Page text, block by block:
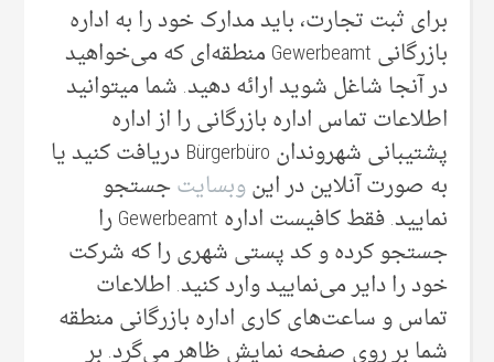
برای ثبت تجارت، باید مدارک خود را به اداره
بازرگانی Gewerbeamt منطقه‌ای که می‌خواهید
در آنجا شاغل شوید ارائه دهید. شما میتوانید
اطلاعات تماس اداره بازرگانی را از اداره
پشتیبانی‌ شهروندان Bürgerbüro دریافت کنید یا
به صورت آنلاین در اینوبسایتجستجو
نمایید. فقط کافیست اداره Gewerbeamt را
جستجو کرده و کد پستی شهری را که شرکت
خود را دایر می‌‌نمایید وارد کنید. اطلاعات
تماس و ساعت‌های کاری اداره بازرگانی منطقه
شما بر روی صفحه نمایش ظاهر می‌‌گرد. بر